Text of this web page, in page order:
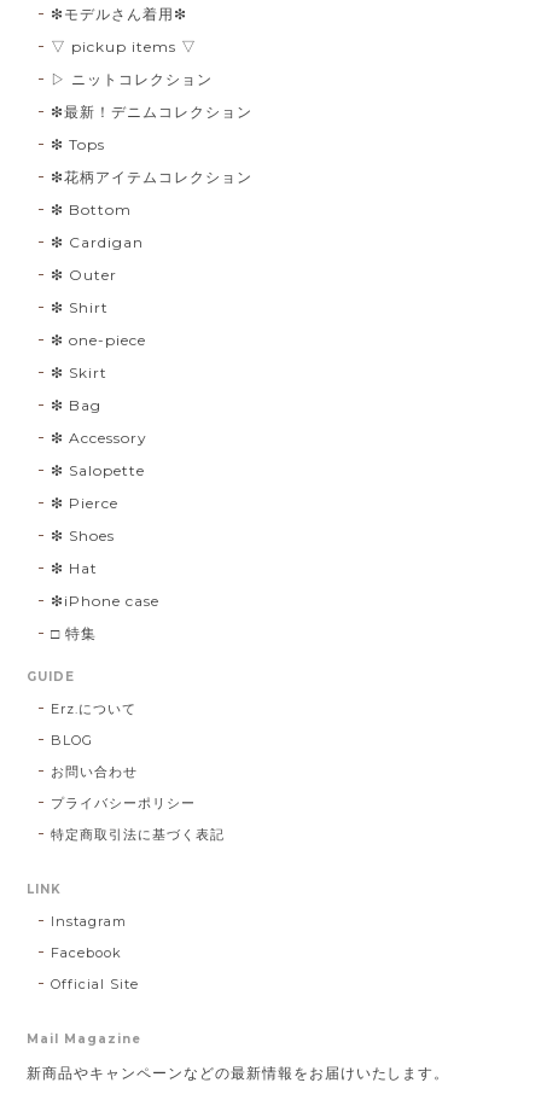
❇︎モデルさん着用❇︎
▽ pickup items ▽
▷ ニットコレクション
❇︎最新！デニムコレクション
❇︎ Tops
❇︎花柄アイテムコレクション
❇︎ Bottom
❇︎ Cardigan
❇︎ Outer
❇︎ Shirt
❇︎ one-piece
❇︎ Skirt
❇︎ Bag
❇︎ Accessory
❇︎ Salopette
❇︎ Pierce
❇︎ Shoes
❇︎ Hat
❇︎iPhone case
□ 特集
GUIDE
Erz.について
BLOG
お問い合わせ
プライバシーポリシー
特定商取引法に基づく表記
LINK
Instagram
Facebook
Official Site
Mail Magazine
新商品やキャンペーンなどの最新情報をお届けいたします。